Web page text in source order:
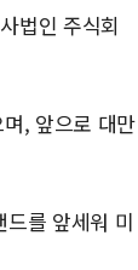
법인 주식회
, 앞으로 대만
를 앞세워 미